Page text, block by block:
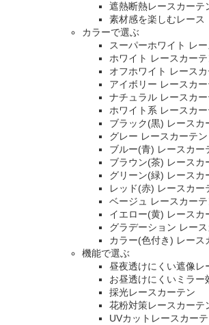
遮熱断熱レースカーテ
素材感を楽しむレース
カラーで選ぶ
スーパーホワイト レ
ホワイト レースカーテ
オフホワイト レース
アイボリー レースカ
ナチュラル レースカ
ホワイト系 レースカ
ブラック(黒) レースカ
グレー レースカーテン
ブルー(青) レースカー
ブラウン(茶) レースカ
グリーン(緑) レースカ
レッド(赤) レースカー
ベージュ レースカーテ
イエロー(黄) レースカ
グラデーション レー
カラー(色付き) レース
機能で選ぶ
昼夜透けにくい遮像レ
お昼透けにくいミラー
採光レースカーテン
花粉対策レースカーテ
UVカットレースカー